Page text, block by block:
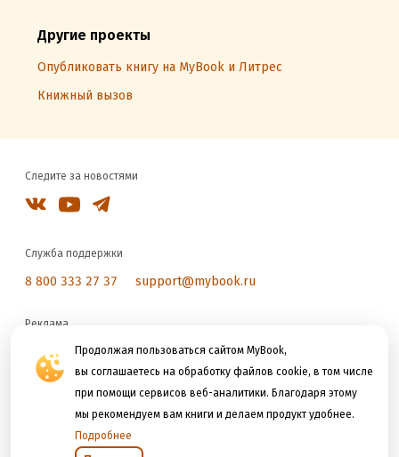
Продолжая пользоваться сайтом MyBook,
вы соглашаетесь на обработку файлов cookie, в том числе
при помощи сервисов веб-аналитики. Благодаря этому
мы рекомендуем вам книги и делаем продукт удобнее.
Подробнее
Другие проекты
Опубликовать книгу на MyBook и Литрес
Книжный вызов
Следите за новостями
Служба поддержки
8 800 333 27 37 support@mybook.ru
Реклама
reklama@litres.ru
Мы принимаем к оплате